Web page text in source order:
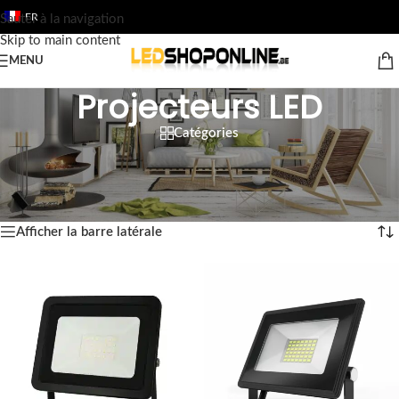
Sauter à la navigation
Skip to main content
FR
MENU
Projecteurs LED
Catégories
Accueil / Boutique Sortie /PRO DE L'ÉCLAIRAGE LED /
Projecteurs LED
Affichage de 1–12 sur 26 résultats
Afficher la barre latérale